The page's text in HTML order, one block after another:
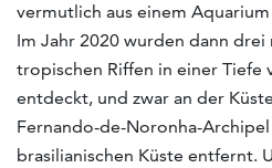
vermutlich aus einem
Im Jahr 2020 wurden dann drei
tropischen Riffen in einer Tiefe
entdeckt, und zwar an der
Fernando-de-Noronha-
brasilianischen Küste entfernt.